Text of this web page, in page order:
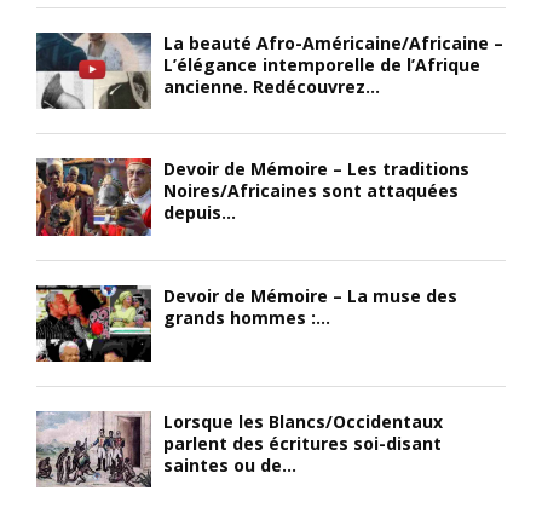
La beauté Afro-Américaine/Africaine –
L’élégance intemporelle de l’Afrique
ancienne. Redécouvrez...
Devoir de Mémoire – Les traditions
Noires/Africaines sont attaquées
depuis...
Devoir de Mémoire – La muse des
grands hommes :...
Lorsque les Blancs/Occidentaux
parlent des écritures soi-disant
saintes ou de...